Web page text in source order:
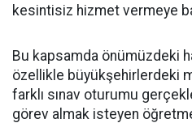
kesintisiz hizmet vermeye
Bu kapsamda önümüzdeki
özellikle büyükşehirlerdeki
farklı sınav oturumu
görev almak isteyen